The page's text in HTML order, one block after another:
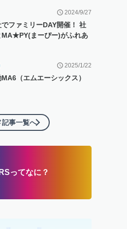
2024/9/27
ファミリーDAY開催！ 社
MA★PY(まーぴー)がふれあ
2025/1/22
（エムエーシックス）
記事一覧へ
ってなに？